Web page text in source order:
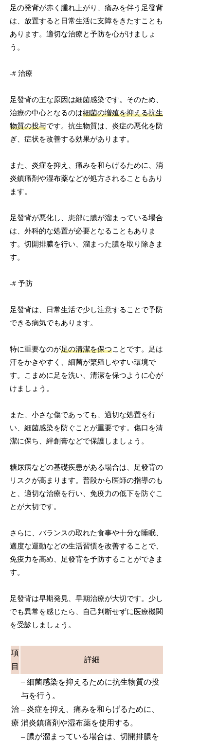
足の発背が赤く腫れ上がり、痛みを伴う足發背
は、放置すると日常生活に支障をきたすことも
あります。適切な治療と予防を心がけましょ
う。
-# 治療
足發背の主な原因は細菌感染です。そのため、
治療の中心となるのは細菌の増殖を抑える抗生
物質の投与です。抗生物質は、炎症の悪化を防
ぎ、症状を改善する効果があります。
また、炎症を抑え、痛みを和らげるために、消
炎鎮痛剤や湿布薬などが処方されることもあり
ます。
足發背が悪化し、患部に膿が溜まっている場合
は、外科的な処置が必要となることもありま
す。切開排膿を行い、溜まった膿を取り除きま
す。
-# 予防
足發背は、日常生活で少し注意することで予防
できる病気でもあります。
特に重要なのが足の清潔を保つことです。足は
汗をかきやすく、細菌が繁殖しやすい環境で
す。こまめに足を洗い、清潔を保つように心が
けましょう。
また、小さな傷であっても、適切な処置を行
い、細菌感染を防ぐことが重要です。傷口を清
潔に保ち、絆創膏などで保護しましょう。
糖尿病などの基礎疾患がある場合は、足發背の
リスクが高まります。普段から医師の指導のも
と、適切な治療を行い、免疫力の低下を防ぐこ
とが大切です。
さらに、バランスの取れた食事や十分な睡眠、
適度な運動などの生活習慣を改善することで、
免疫力を高め、足發背を予防することができま
す。
足發背は早期発見、早期治療が大切です。少し
でも異常を感じたら、自己判断せずに医療機関
を受診しましょう。
項
目
詳細
治
療
– 細菌感染を抑えるために抗生物質の投
与を行う。
– 炎症を抑え、痛みを和らげるために、
消炎鎮痛剤や湿布薬を使用する。
– 膿が溜まっている場合は、切開排膿を